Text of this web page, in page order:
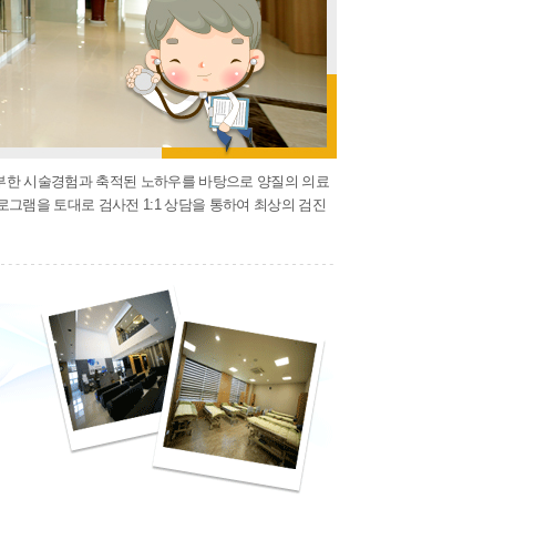
시술경험과 축적된 노하우를 바탕으로 양질의 의료
램을 토대로 검사전 1:1 상담을 통하여 최상의 검진